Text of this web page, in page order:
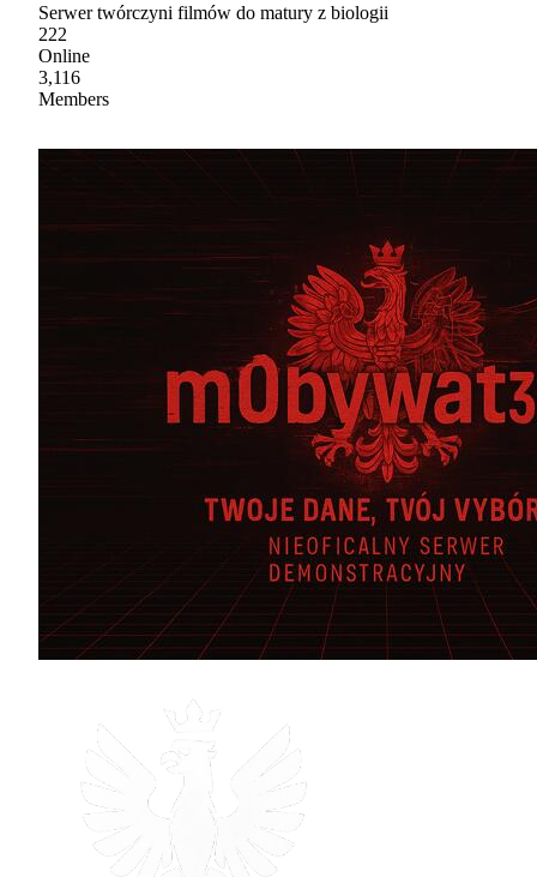
Serwer twórczyni filmów do matury z biologii
222
Online
3,116
Members